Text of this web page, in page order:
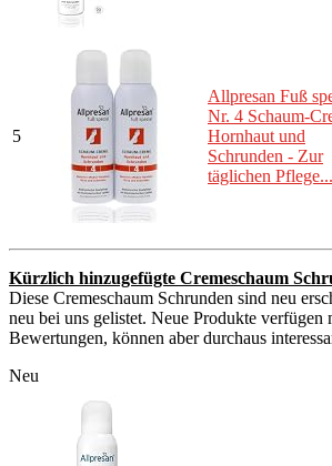
5
Allpresan Fuß
Nr. 4 Schaum-
Hornhaut und
Schrunden - Zur
täglichen Pflege...
Kürzlich hinzugefügte Cremeschaum
Diese Cremeschaum Schrunden sind neu
neu bei uns gelistet. Neue Produkte verfügen
Bewertungen, können aber durchaus
Neu